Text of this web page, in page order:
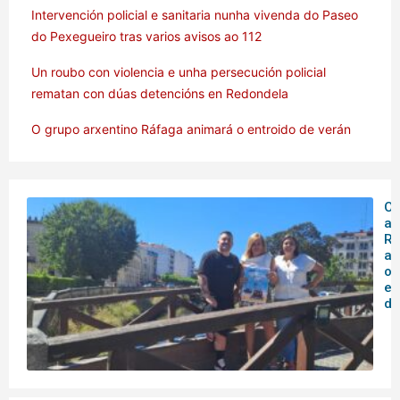
Intervención policial e sanitaria nunha vivenda do Paseo
do Pexegueiro tras varios avisos ao 112
Un roubo con violencia e unha persecución policial
rematan con dúas detencións en Redondela
O grupo arxentino Ráfaga animará o entroido de verán
O
o